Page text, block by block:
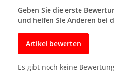
Geben Sie die erste
und helfen Sie Anderen bei
Artikel bewerten
Es gibt noch keine